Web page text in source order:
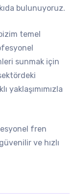
bulunuyoruz.
temel
sunmak için
yaklaşımımızla
fren
ve hızlı